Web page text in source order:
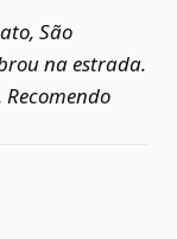
São
na estrada.